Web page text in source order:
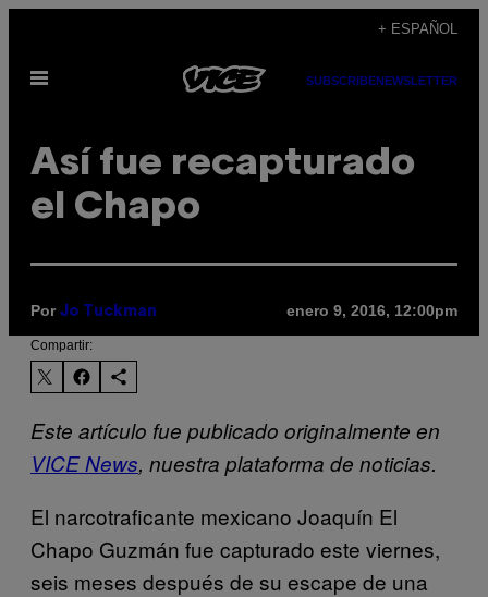
contenido
+ ESPAÑOL
Abrir
SUBSCRIBENEWSLETTER
Así fue recapturado
el Chapo
Por Jo Tuckman enero 9, 2016, 12:00pm
Compartir:
Este artículo fue publicado originalmente en
VICE News, nuestra plataforma de noticias.
El narcotraficante mexicano Joaquín El
Chapo Guzmán fue capturado este viernes,
seis meses después de su escape de una